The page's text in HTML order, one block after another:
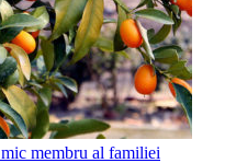
membru al familiei